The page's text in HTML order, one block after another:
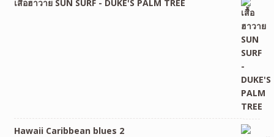
เสื้อฮาวาย SUN SURF - DUKE'S PALM TREE
Hawaii Caribbean blues 2